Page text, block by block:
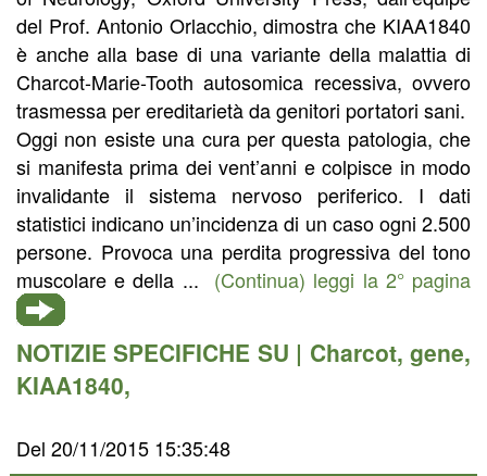
del Prof. Antonio Orlacchio, dimostra che KIAA1840
è anche alla base di una variante della malattia di
Charcot-Marie-Tooth autosomica recessiva, ovvero
trasmessa per ereditarietà da genitori portatori sani.
Oggi non esiste una cura per questa patologia, che
si manifesta prima dei vent’anni e colpisce in modo
invalidante il sistema nervoso periferico. I dati
statistici indicano un’incidenza di un caso ogni 2.500
persone. Provoca una perdita progressiva del tono
muscolare e della ... (Continua) leggi la 2° pagina
NOTIZIE SPECIFICHE SU | Charcot,gene,
KIAA1840,
Del 20/11/2015 15:35:48